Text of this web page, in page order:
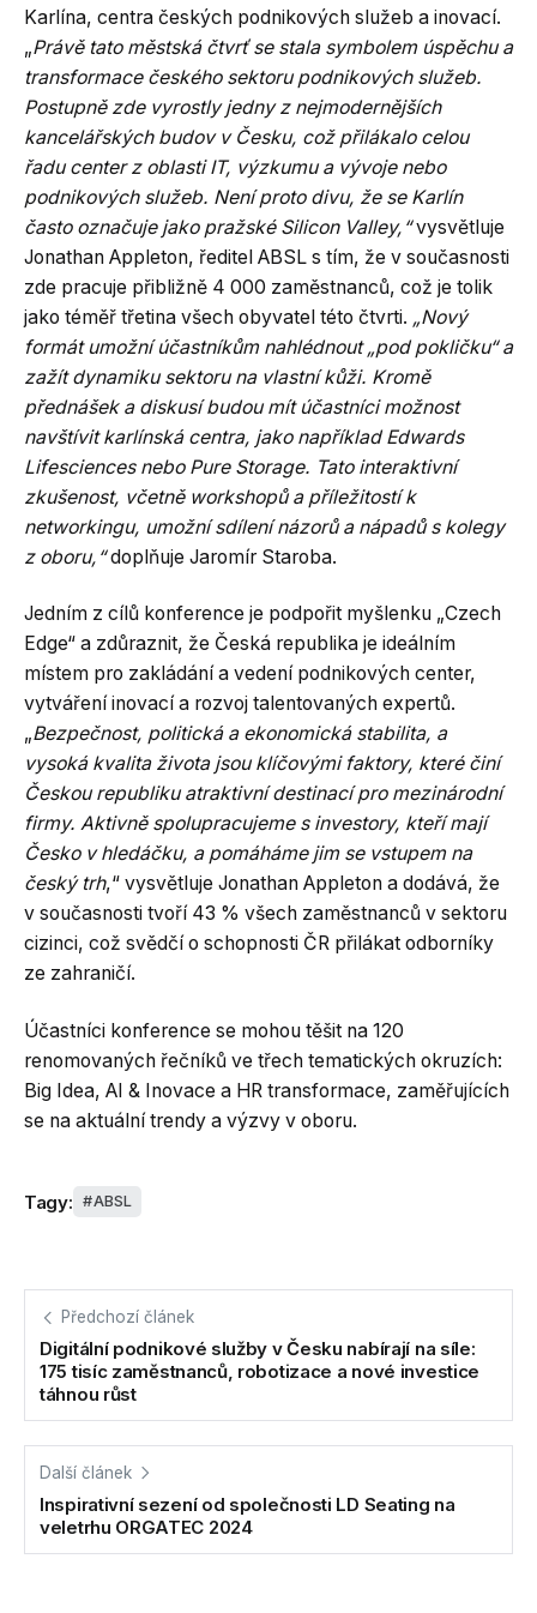
Karlína, centra českých podnikových služeb a inovací.
„Právě tato městská čtvrť se stala symbolem úspěchu a
transformace českého sektoru podnikových služeb.
Postupně zde vyrostly jedny z nejmodernějších
kancelářských budov v Česku, což přilákalo celou
řadu center z oblasti IT, výzkumu a vývoje nebo
podnikových služeb. Není proto divu, že se Karlín
často označuje jako pražské Silicon Valley,“vysvětluje
Jonathan Appleton, ředitel ABSL s tím, že v současnosti
zde pracuje přibližně 4 000 zaměstnanců, což je tolik
jako téměř třetina všech obyvatel této čtvrti. „Nový
formát umožní účastníkům nahlédnout „pod pokličku“ a
zažít dynamiku sektoru na vlastní kůži. Kromě
přednášek a diskusí budou mít účastníci možnost
navštívit karlínská centra, jako například Edwards
Lifesciences nebo Pure Storage. Tato interaktivní
zkušenost, včetně workshopů a příležitostí k
networkingu, umožní sdílení názorů a nápadů s kolegy
z oboru,“doplňuje Jaromír Staroba.
Jedním z cílů konference je podpořit myšlenku „Czech
Edge“ a zdůraznit, že Česká republika je ideálním
místem pro zakládání a vedení podnikových center,
vytváření inovací a rozvoj talentovaných expertů.
„Bezpečnost, politická a ekonomická stabilita, a
vysoká kvalita života jsou klíčovými faktory, které činí
Českou republiku atraktivní destinací pro mezinárodní
firmy. Aktivně spolupracujeme s investory, kteří mají
Česko v hledáčku, a pomáháme jim se vstupem na
český trh,“ vysvětluje Jonathan Appleton a dodává, že
v současnosti tvoří 43 % všech zaměstnanců v sektoru
cizinci, což svědčí o schopnosti ČR přilákat odborníky
ze zahraničí.
Účastníci konference se mohou těšit na 120
renomovaných řečníků ve třech tematických okruzích:
Big Idea, AI & Inovace a HR transformace, zaměřujících
se na aktuální trendy a výzvy v oboru.
Tagy: ABSL
Předchozí článek
Digitální podnikové služby v Česku nabírají na síle:
175 tisíc zaměstnanců, robotizace a nové investice
táhnou růst
Další článek
Inspirativní sezení od společnosti LD Seating na
veletrhu ORGATEC 2024